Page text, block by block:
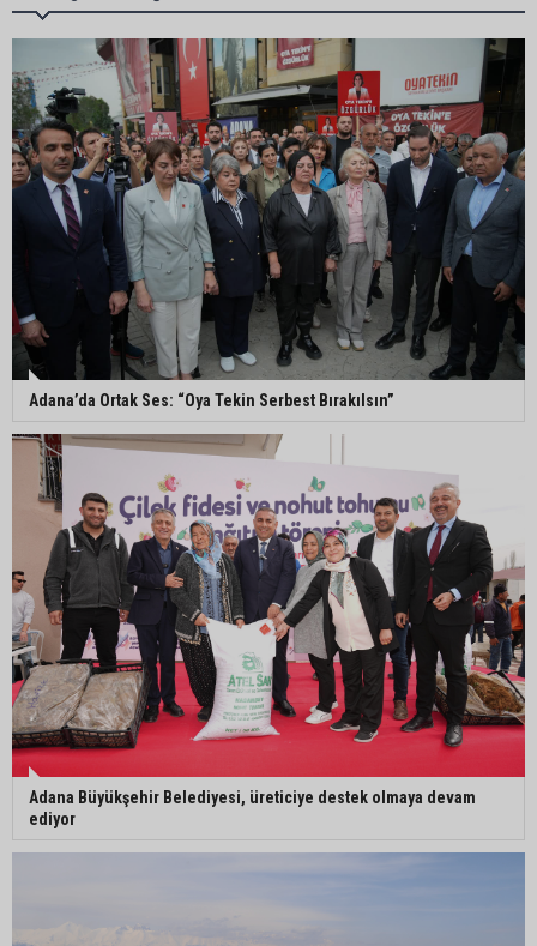
Ceyhan’da asfalt çalışmaları sürüyor
Ceyhan’da açık hava sineması keyfi iki farklı
parkta devam ediyor
5. Yunusoğlu Futbol Turnuvası’nda final heyecanı
Ceyhan’da Necdet Sevinç Parkı’nda bakım
çalışması
Orhan Bayram’dan AK Parti’ye Yüreğir çıkışı:
“Bizim belediye meclis üyelerimize ne yaptınız?
Siz önce onu anlatın”
Adana’da Ortak Ses: “Oya Tekin Serbest Bırakılsın”
Adana Büyükşehir Belediyesi, üreticiye destek olmaya devam
ediyor